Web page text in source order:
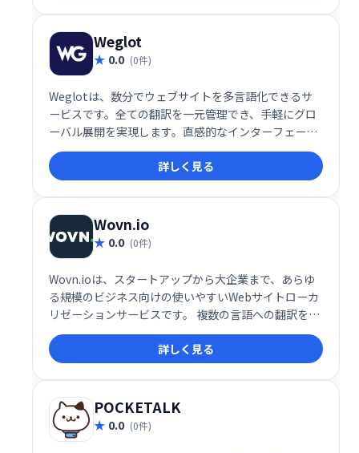
Weglot
0.0 (0件)
Weglotは、数分でウェブサイトを多言語化できるサ
ービスです。全ての翻訳を一元管理でき、手軽にグロ
ーバル展開を実現します。直感的なインターフェース
で、多言語対応による集客拡大をサポートします。
詳しく見る
Wovn.io
0.0 (0件)
Wovn.ioは、スタートアップから大企業まで、あらゆ
る規模のビジネス向けの使いやすいWebサイトローカ
リゼーションサービスです。 複数の言語への翻訳を簡
単に実現し、サイト訪問者はウィジェットで言語をス
ムーズに切り替えられます。翻訳コンテンツの編集・
管理もブラウザ上で行えるため、効率的な多言語化を
支援します。
詳しく見る
POCKETALK
0.0 (0件)